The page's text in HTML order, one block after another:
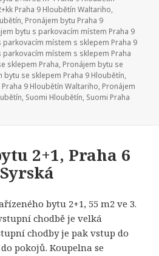
Praha 9 Hloubětín Waltariho,
, Pronájem bytu Praha 9
bytu s parkovacím místem Praha 9
parkovacím místem s sklepem Praha 9
parkovacím místem s sklepem Praha
sklepem Praha, Pronájem bytu se
bytu se sklepem Praha 9 Hloubětín,
9 Hloubětín Waltariho, Pronájem
, Suomi Hloubětín, Suomi Praha
2+1, Praha 6
bytu 2+1, 55 m2 ve 3.
chodbě je velká
chodby je pak vstup do
pokojů. Koupelna se